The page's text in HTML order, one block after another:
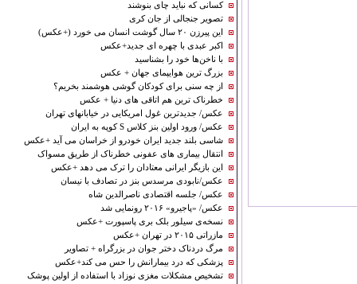
کسانی که نباید چای بنوشند
تصویر جنجالی از جان کری
این پیرزن ۲۰ سال گوشت انسان می خورد (+عکس)
اکبر عبدی با چهره ای جدید+عکس
با ناخن‌ها خود را بشناسید
بزرگ ترین هوایپمای جهان + عکس
از چه سنی برای کودکان گوشی هوشمند بخریم؟
خطرناک ترین هم اتاقی های دنیا + عکس
عکس/ جدیدترین غول امریکایی در خیابانهای تهران
عکس/ ورود اولین بنز کلاس S كوپه به ایران
شاسی بلند جدید ایران خودرو از خراسان می آید +عکس
انتقال بیماری های عفونی خطرناک از طریق مسواک
این بازیگر ایرانی معتادان را ترک می دهد +عکس
عکس/نابودی مرسدس بنز در تصادف با نیسان
عکس/ جلسه اقتصادی ناصرالدین شاه
عکس/ «پاجیرو» ۲۰۱۶ رونمایی شد
نسخه‌ی سیلور بلک بری پاسپورت +عکس
مازراتی ۲۰۱۵ در تهران +عکس
مرگ دردناک دختر جوان در بزرگراه + تصاویر
پزشکی که درد بیمارانش را حس می کند+عکس
تشخیص مشکلات مغزی نوزاد با استفاده از اولین پوشک